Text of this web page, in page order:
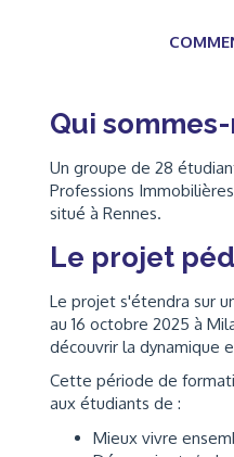
Qui
Un groupe de 28
Professions
situé à Rennes.
Le projet
Le projet s'étendra sur
au 16 octobre 2025 à
découvrir la dynamique
Cette période de
aux étudiants de :
Mieux vivre